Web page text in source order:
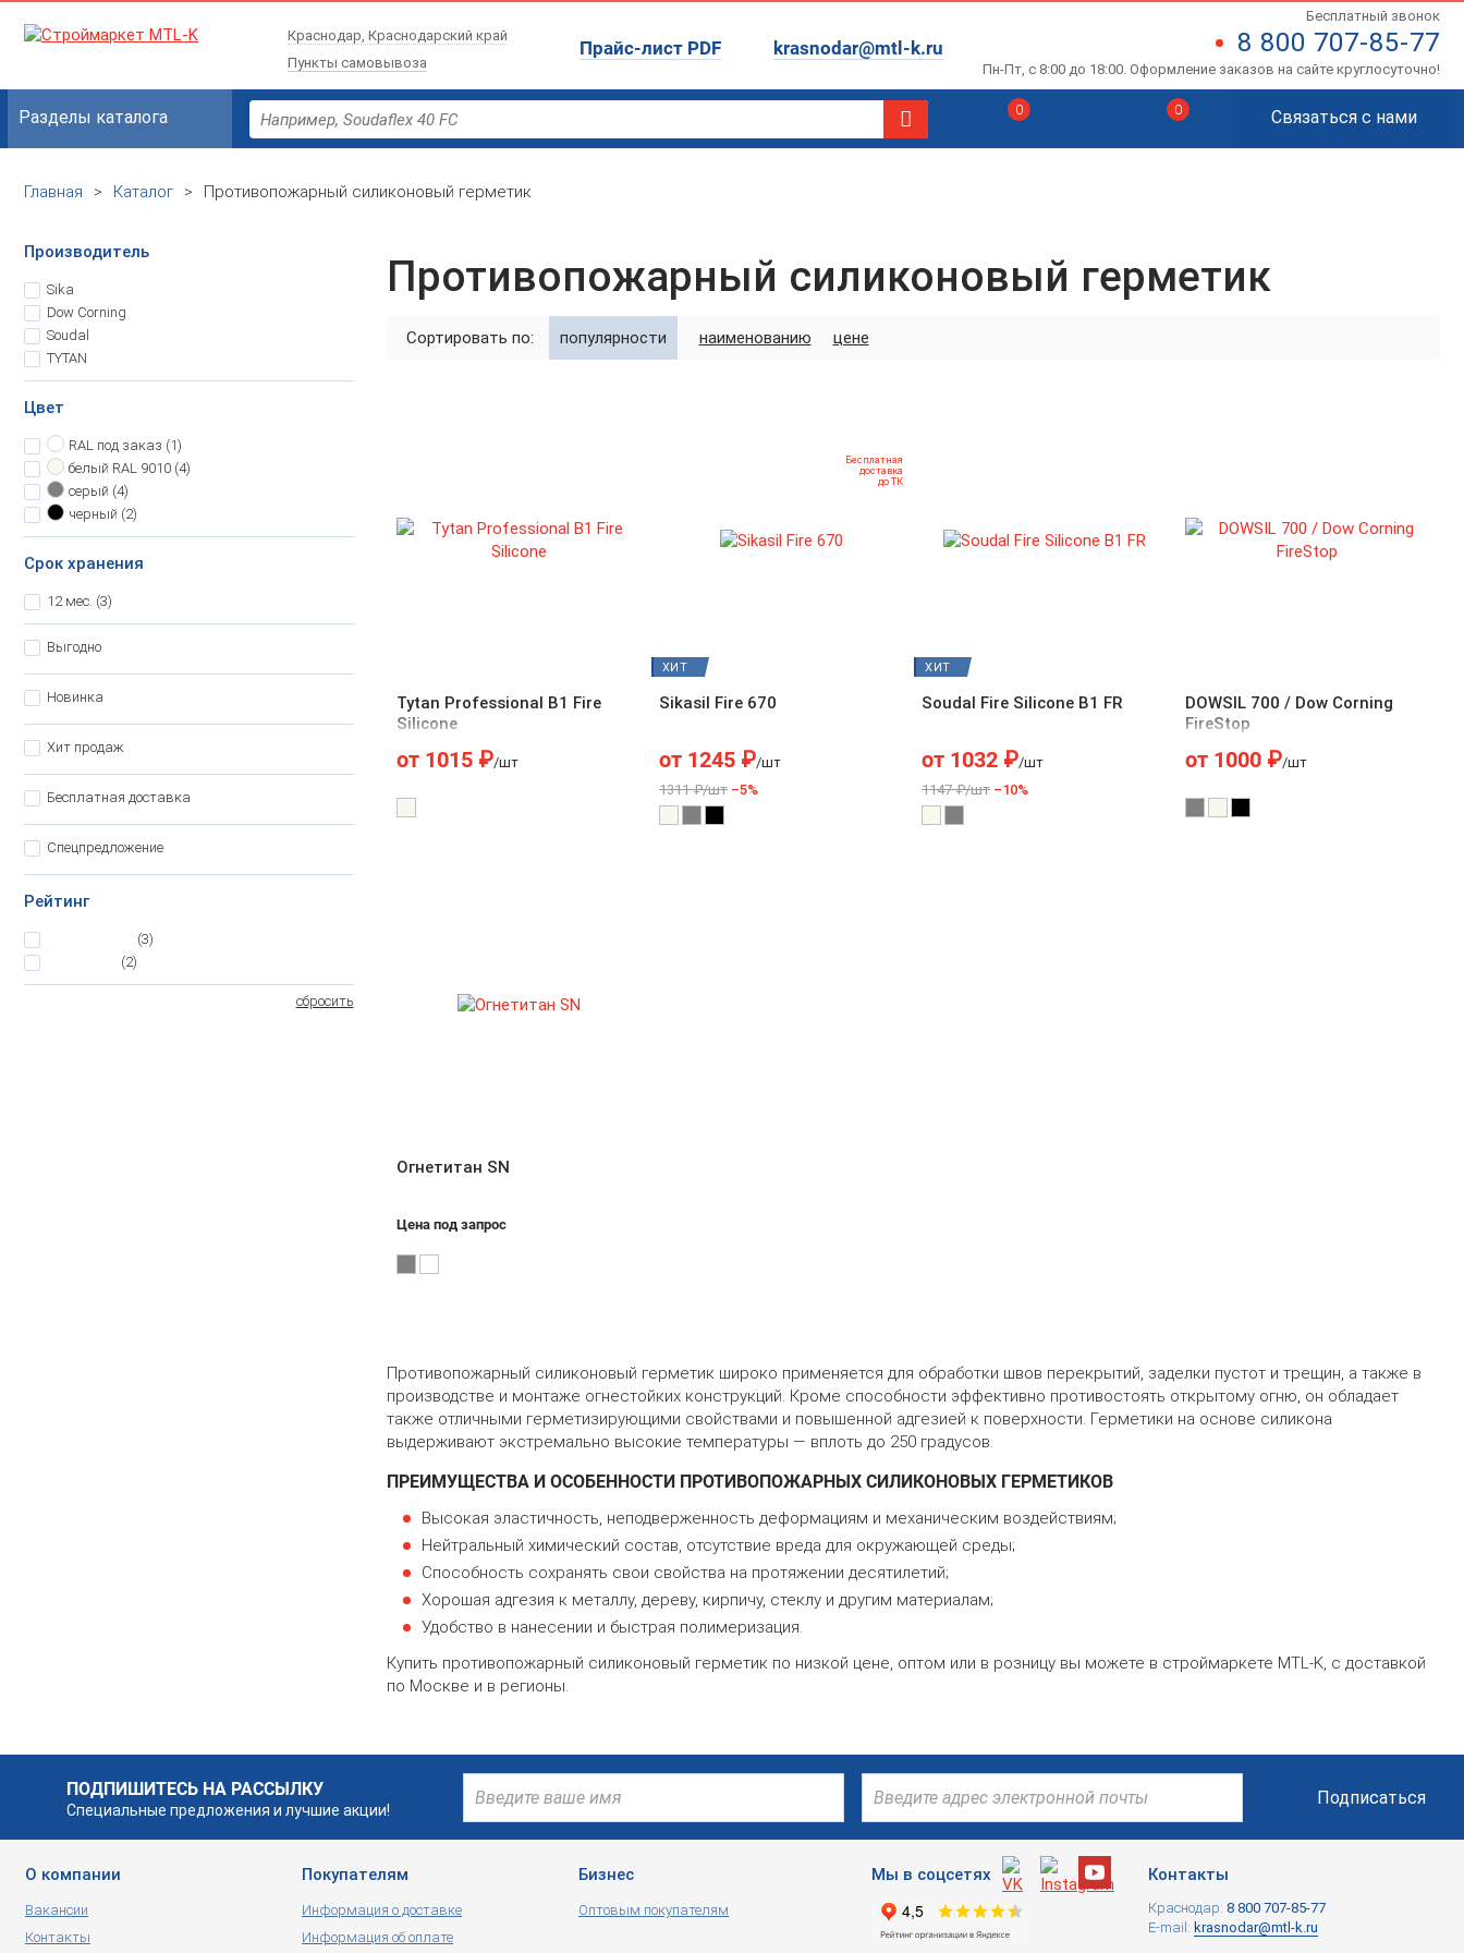
Краснодар, Краснодарский край
Пункты самовывоза
Прайс-лист PDF krasnodar@mtl-k.ru
Бесплатный звонок
8 800 707-85-77
Пн-Пт, с 8:00 до 18:00. Оформление заказов на сайте круглосуточно!
Разделы каталога Связаться с нами
0 0
Главная > Каталог > Противопожарный силиконовый герметик
Производитель
Sika
Dow Corning
Soudal
TYTAN
Цвет
RAL под заказ (1)
белый RAL 9010 (4)
серый (4)
черный (2)
Срок хранения
12 мес. (3)
Выгодно
Новинка
Хит продаж
Бесплатная доставка
Спецпредложение
Рейтинг
(3)
(2)
сбросить
Противопожарный силиконовый герметик
Сортировать по: популярности наименованию цене
Tytan Professional B1 Fire
Silicone
от 1015₽/шт
ХИТ
Бесплатная
доставка
до ТК
Sikasil Fire 670
от 1245₽/шт
1311 ₽/шт –5%
ХИТ
Soudal Fire Silicone B1 FR
от 1032 ₽/шт
1147 ₽/шт –10%
DOWSIL 700 / Dow Corning
FireStop
от 1000₽/шт
Огнетитан SN
Цена под запрос
Противопожарный силиконовый герметик широко применяется для обработки швов перекрытий, заделки пустот и трещин, а также в
производстве и монтаже огнестойких конструкций. Кроме способности эффективно противостоять открытому огню, он обладает
также отличными герметизирующими свойствами и повышенной адгезией к поверхности. Герметики на основе силикона
выдерживают экстремально высокие температуры — вплоть до 250 градусов.
ПРЕИМУЩЕСТВА И ОСОБЕННОСТИ ПРОТИВОПОЖАРНЫХ СИЛИКОНОВЫХ ГЕРМЕТИКОВ
Высокая эластичность, неподверженность деформациям и механическим воздействиям;
Нейтральный химический состав, отсутствие вреда для окружающей среды;
Способность сохранять свои свойства на протяжении десятилетий;
Хорошая адгезия к металлу, дереву, кирпичу, стеклу и другим материалам;
Удобство в нанесении и быстрая полимеризация.
Купить противопожарный силиконовый герметик по низкой цене, оптом или в розницу вы можете в строймаркете MTL-K, с доставкой
по Москве и в регионы.
ПОДПИШИТЕСЬ НА РАССЫЛКУ
Специальные предложения и лучшие акции!
Подписаться
О компании
Вакансии
Контакты
Покупателям
Информация о доставке
Информация об оплате
Бизнес
Оптовым покупателям
Мы в соцсетях Контакты
Краснодар: 8 800 707-85-77
E-mail: krasnodar@mtl-k.ru